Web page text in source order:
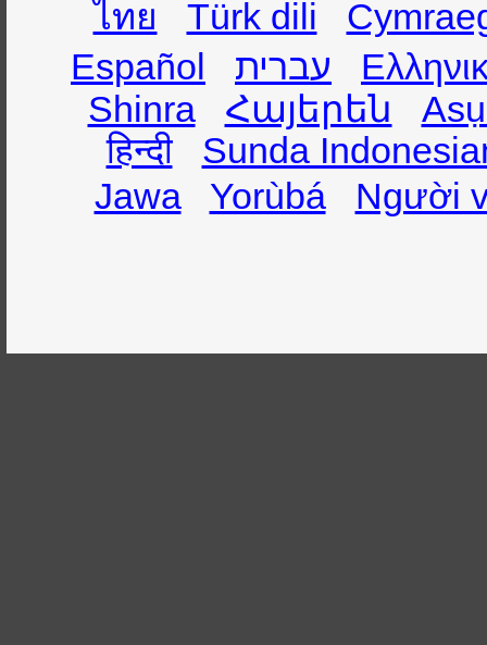
ไทย
Türk dili
Español
עברית
Shinra
Հայերեն
हिन्दी
Sunda
Jawa
Yorùbá Người